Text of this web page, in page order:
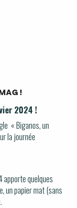
!
2024 !
« Biganos, un
la journée
apporte quelques
un papier mat (sans